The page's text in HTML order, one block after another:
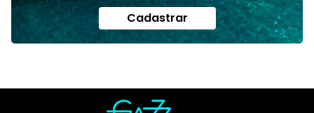
Cadastrar